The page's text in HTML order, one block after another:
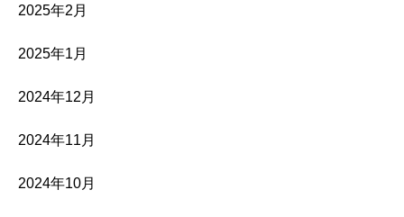
2025年2月
2025年1月
2024年12月
2024年11月
2024年10月